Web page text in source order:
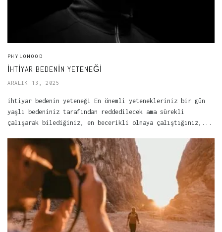
PHYLOMOOD
IHTIYAR BEDENIN YETENEĞI
ARALIK 13, 2025
ihtiyar bedenin yeteneği En önemli yetenekleriniz bir gün
yaşlı bedeniniz tarafından reddedilecek ama sürekli
çalışarak bilediğiniz, en becerikli olmaya çalıştığınız,...